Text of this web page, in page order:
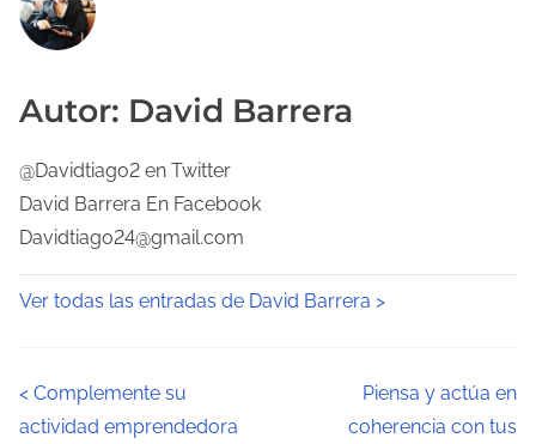
Autor: David Barrera
@Davidtiago2 en Twitter
David Barrera En Facebook
Davidtiago24@gmail.com
Ver todas las entradas de David Barrera >
N
< Complemente su
actividad emprendedora
Piensa y actúa en
coherencia con tus